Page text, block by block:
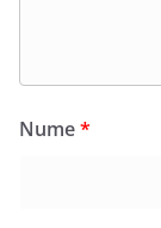
Nume*